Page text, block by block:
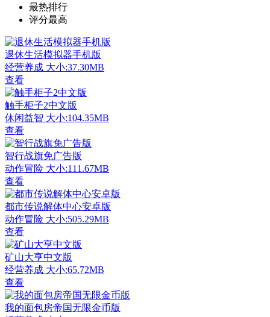
最热排行
评分最高
退休生活模拟器手机版
经营养成 大小:37.30MB
查看
触手柜子2中文版
休闲益智 大小:104.35MB
查看
智行战旗免广告版
动作冒险 大小:111.67MB
查看
都市传说解体中心安卓版
动作冒险 大小:505.29MB
查看
矿山大亨中文版
经营养成 大小:65.72MB
查看
我的面包房帝国无限金币版